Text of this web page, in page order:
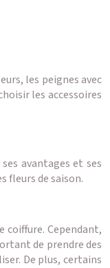
les peignes avec
les accessoires
avantages et ses
fleurs de saison.
Cependant,
de prendre des
De plus, certains